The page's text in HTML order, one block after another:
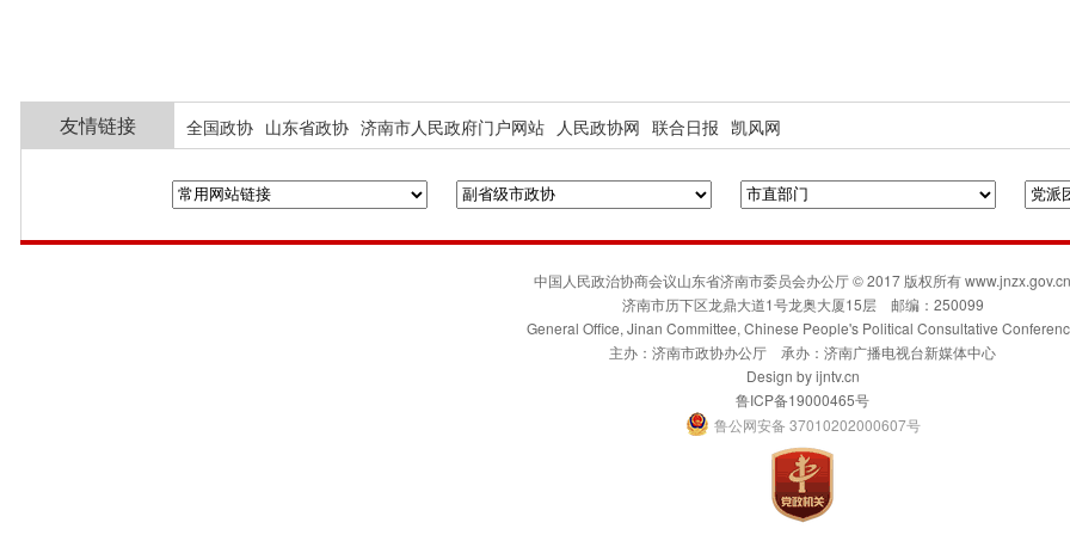
友情链接 全国政协 山东省政协 济南市人民政府门户网站 人民政协网 联合日报 凯风网
中国人民政治协商会议山东省济南市委员会办公厅 © 2017 版权所有 www.jnzx.gov.cn
济南市历下区龙鼎大道1号龙奥大厦15层 邮编：250099
General Office, Jinan Committee, Chinese People's Political Consultative
主办：济南市政协办公厅 承办：济南广播电视台新媒体中心
Design byijntv.cn
鲁ICP备19000465号
鲁公网安备 37010202000607号